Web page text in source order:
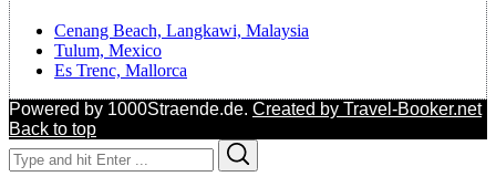
Cenang Beach, Langkawi, Malaysia
Tulum, Mexico
Es Trenc, Mallorca
Powered by 1000Straende.de. Created by Travel-Booker.net
Back to top
Search
for: